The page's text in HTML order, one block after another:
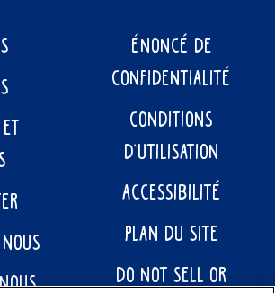
ÉNONCÉ DE
CONFIDENTIALITÉ
CONDITIONS
D’UTILISATION
ACCESSIBILITÉ
PLAN DU SITE
DO NOT SELL OR